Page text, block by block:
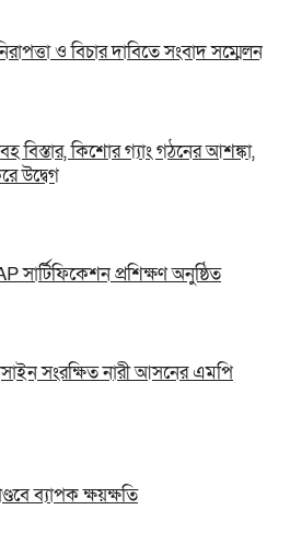
ও বিচার দাবিতে সংবাদ সম্মেলন
বিস্তার, কিশোর গ্যাং গঠনের আশঙ্কা,
উদ্বেগ
প্রশিক্ষণ অনুষ্ঠিত
সংরক্ষিত নারী আসনের এমপি
ব্যাপক ক্ষয়ক্ষতি